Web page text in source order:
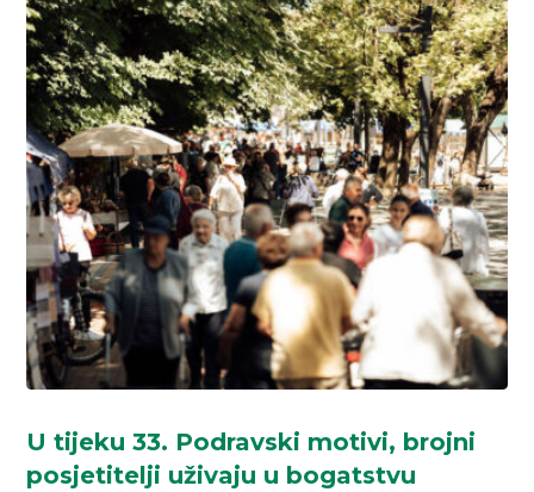
U tijeku 33. Podravski motivi, brojni
posjetitelji uživaju u bogatstvu